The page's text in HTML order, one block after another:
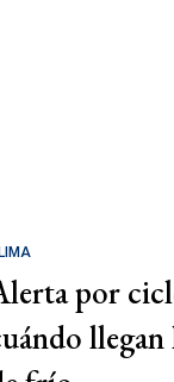
por
llegan